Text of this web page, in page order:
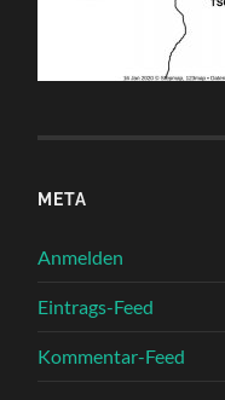
META
Anmelden
Eintrags-Feed
Kommentar-Feed